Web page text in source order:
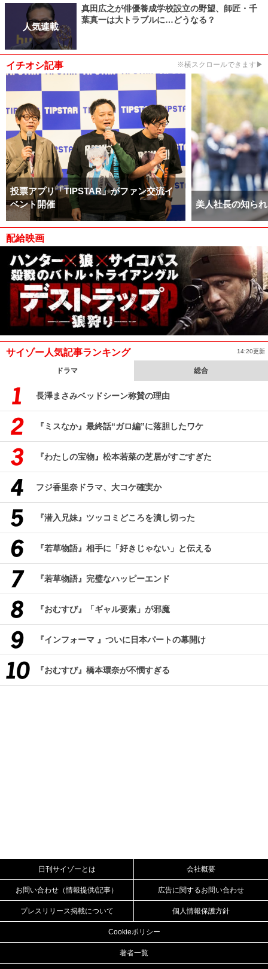
人気連載
真田広之が俳優養成学校設立の野望、師匠・千
葉真一は大トラブルに…どうなる？
イチオシ記事 ※横スクロールできます▶
投票アプリ「TIPSTAR」がファン交流イ
ベント開催
美人社長の知ら
配給映画
サイゾー人気記事ランキング 14:20更新
ドラマ 総合
長澤まさみベッドシーン称賛の理由
『ミスなか』最終話“ガロ編”に落胆したワケ
『わたしの宝物』松本若菜の芝居がすごすぎた
フジ香里奈ドラマ、大コケ確実か
『潜入兄妹』ツッコミどころを潰し切った
『若草物語』相手に「好きじゃない」と伝える
『若草物語』完璧なハッピーエンド
『おむすび』「ギャル要素」が邪魔
『インフォーマ 』ついに日本パートの幕開け
『おむすび』橋本環奈が不憫すぎる
日刊サイゾーとは 会社概要
お問い合わせ（情報提供/記事） 広告に関するお問い合わせ
プレスリリース掲載について 個人情報保護方針
Cookieポリシー
著者一覧